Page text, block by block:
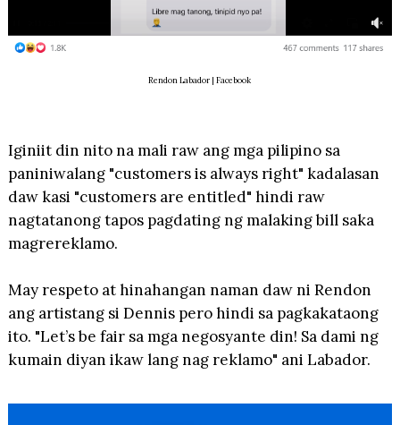
Rendon Labador | Facebook
Iginiit din nito na mali raw ang mga pilipino sa
paniniwalang "customers is always right" kadalasan
daw kasi "customers are entitled" hindi raw
nagtatanong tapos pagdating ng malaking bill saka
magrereklamo.
May respeto at hinahangan naman daw ni Rendon
ang artistang si Dennis pero hindi sa pagkakataong
ito. "Let’s be fair sa mga negosyante din! Sa dami ng
kumain diyan ikaw lang nag reklamo" ani Labador.